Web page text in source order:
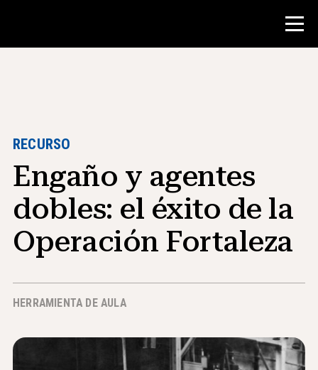
Recursos para maestros
Herramientas para el aula
Cursos
institutos
Enseñanza de Habilidades de
Investigación
Asesoramiento a estudiantes de NHD
Noticias y Eventos
RECURSO
Engaño y agentes
dobles: el éxito de la
Operación Fortaleza
HERRAMIENTA DE AULA